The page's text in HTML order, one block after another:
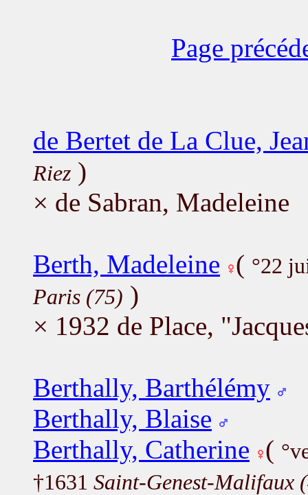
Page
de Bertet de La Clue,
Riez )
× de Sabran, Madeleine
Berth, Madeleine ( °22
Paris (75) )
× 1932 de Place,
Berthally, Barthélémy
Berthally, Blaise
Berthally, Catherine (
†1631 Saint-Genest-Malifaux